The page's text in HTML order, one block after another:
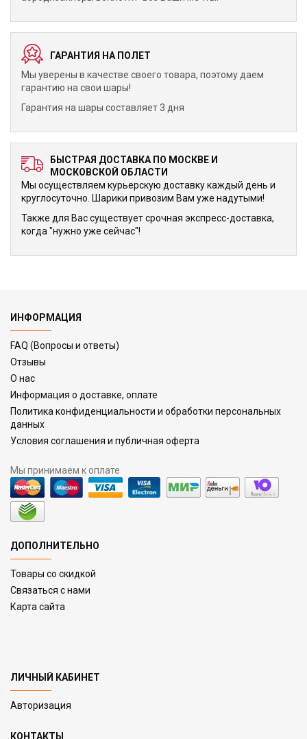
ГАРАНТИЯ НА ПОЛЕТ
Мы уверены в качестве своего товара, поэтому даем
гарантию на свои шары!
Гарантия на шары составляет 3 дня
БЫСТРАЯ ДОСТАВКА ПО МОСКВЕ И
МОСКОВСКОЙ ОБЛАСТИ
Мы осуществляем курьерскую доставку каждый день и
круглосуточно. Шарики привозим Вам уже надутыми!
Также для Вас существует срочная экспресс-доставка,
когда "нужно уже сейчас"!
ИНФОРМАЦИЯ
FAQ (Вопросы и ответы)
Отзывы
О нас
Информация о доставке, оплате
Политика конфиденциальности и обработки персональных
данных
Условия соглашения и публичная оферта
Мы принимаем к оплате
ДОПОЛНИТЕЛЬНО
Товары со скидкой
Связаться с нами
Карта сайта
ЛИЧНЫЙ КАБИНЕТ
Авторизация
КОНТАКТЫ